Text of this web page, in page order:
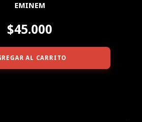
EMINEM
$45.000
AL CARRITO